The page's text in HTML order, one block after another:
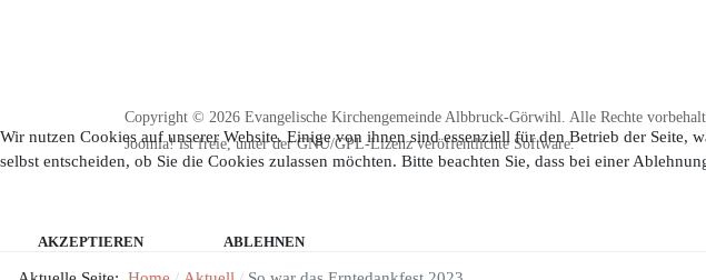
Copyright © 2026 Evangelische Kirchengemeinde Albbruck-Görwihl. Alle Rechte
Joomla!ist freie, unter derGNU/GPL-Lizenzveröffentlichte Software.
Wir nutzen Cookies auf unserer Website. Einige von ihnen sind essenziell für den Betrieb der
selbst entscheiden, ob Sie die Cookies zulassen möchten. Bitte beachten Sie, dass bei einer
AKZEPTIEREN ABLEHNEN